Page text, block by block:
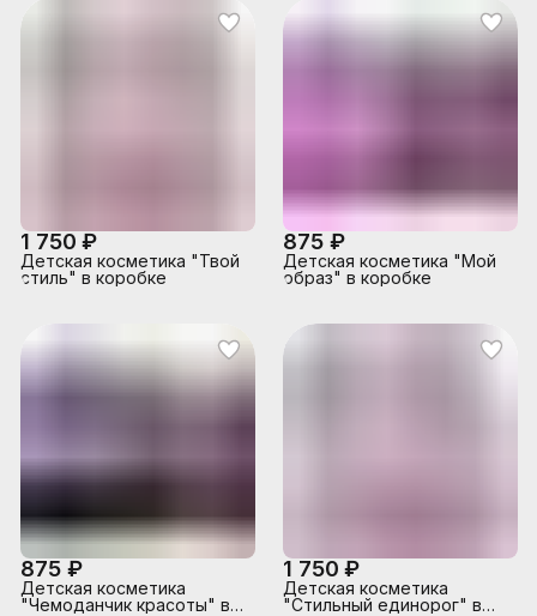
1 750 ₽
Детская косметика "Твой
стиль" в коробке
875 ₽
Детская косметика "Мой
образ" в коробке
875 ₽
Детская косметика
"Чемоданчик красоты" в
1 750 ₽
Детская косметика
"Стильный единорог" в